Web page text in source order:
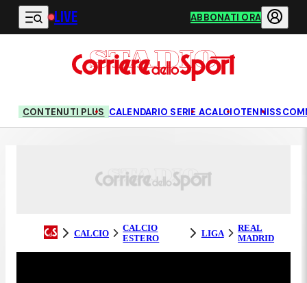
Vai al contenuto principale
LIVE ABBONATI ORA
CONTENUTI PLUS CALENDARIO SERIE ACALCIOTENNIS
CALCIO
CALCIO
ESTERO
LIGA
REAL
MADRID